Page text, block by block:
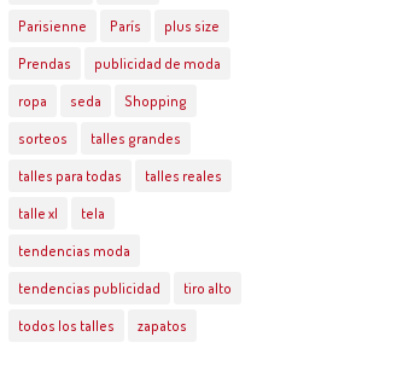
Parisienne París plus size
Prendas publicidad de moda
ropa seda Shopping
sorteos talles grandes
talles para todas talles reales
talle xl tela
tendencias moda
tendencias publicidad tiro alto
todos los talles zapatos